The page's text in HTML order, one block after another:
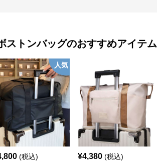
ストンバッグのおすすめアイテム
人気
(税込) ¥4,380 (税込)